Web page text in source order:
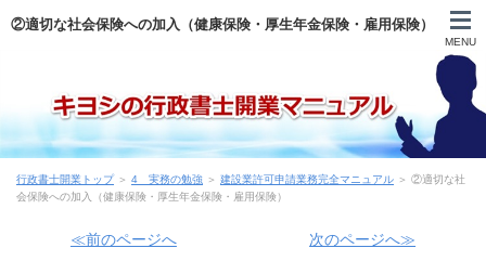
②適切な社会保険への加入（健康保険・厚生年金保険・雇用保険）
MENU
自己紹介
目次
登録申請まで
行政書士開業トップ＞ 4 実務の勉強 ＞ 建設業許可申請業務完全マニュアル ＞ ②適切な社
会保険への加入（健康保険・厚生年金保険・雇用保険）
≪前のページへ 次のページへ≫